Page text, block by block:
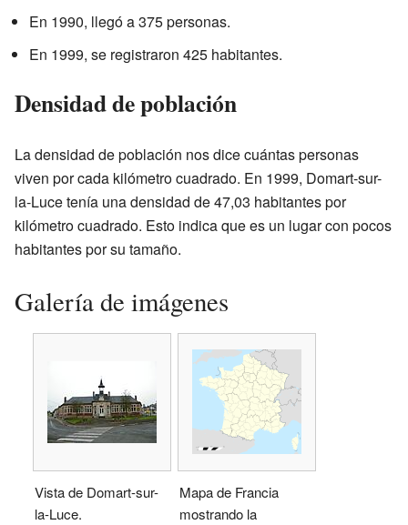
En 1990, llegó a 375 personas.
En 1999, se registraron 425 habitantes.
Densidad de población
La densidad de población nos dice cuántas personas
viven por cada kilómetro cuadrado. En 1999, Domart-sur-
la-Luce tenía una densidad de 47,03 habitantes por
kilómetro cuadrado. Esto indica que es un lugar con pocos
habitantes por su tamaño.
Galería de imágenes
Vista de Domart-sur-
la-Luce.
Mapa de Francia
mostrando la